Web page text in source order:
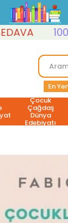
1000
En
Çocuk
Çağdaş
Dünya
Edebiyatı